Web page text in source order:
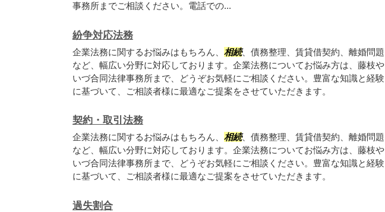
事務所までご相談ください。電話での...
紛争対応法務
企業法務に関するお悩みはもちろん、 相続、債務整理、賃貸借契約、離婚問題
など、幅広い分野に対応しております。企業法務についてお悩み方は、藤枝や
いづ合同法律事務所まで、どうぞお気軽にご相談ください。豊富な知識と経験
に基づいて、ご相談者様に最適なご提案をさせていただきます。
契約・取引法務
企業法務に関するお悩みはもちろん、 相続、債務整理、賃貸借契約、離婚問題
など、幅広い分野に対応しております。企業法務についてお悩み方は、藤枝や
いづ合同法律事務所まで、どうぞお気軽にご相談ください。豊富な知識と経験
に基づいて、ご相談者様に最適なご提案をさせていただきます。
過失割合